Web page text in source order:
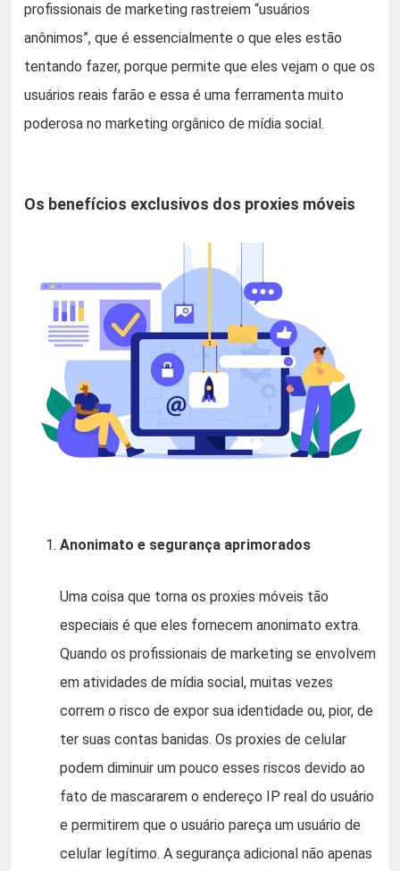
profissionais de marketing rastreiem “usuários
anônimos”, que é essencialmente o que eles estão
tentando fazer, porque permite que eles vejam o que os
usuários reais farão e essa é uma ferramenta muito
poderosa no marketing orgânico de mídia social.
Os benefícios exclusivos dos proxies móveis
Anonimato e segurança aprimorados
Uma coisa que torna os proxies móveis tão
especiais é que eles fornecem anonimato extra.
Quando os profissionais de marketing se envolvem
em atividades de mídia social, muitas vezes
correm o risco de expor sua identidade ou, pior, de
ter suas contas banidas. Os proxies de celular
podem diminuir um pouco esses riscos devido ao
fato de mascararem o endereço IP real do usuário
e permitirem que o usuário pareça um usuário de
celular legítimo. A segurança adicional não apenas